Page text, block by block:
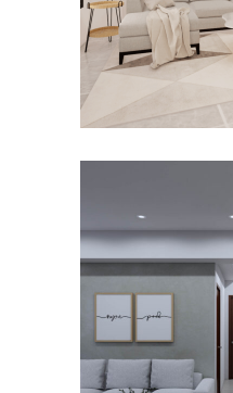
麻豆室內設
設計推薦｜諧
主臥/客餐廳 室